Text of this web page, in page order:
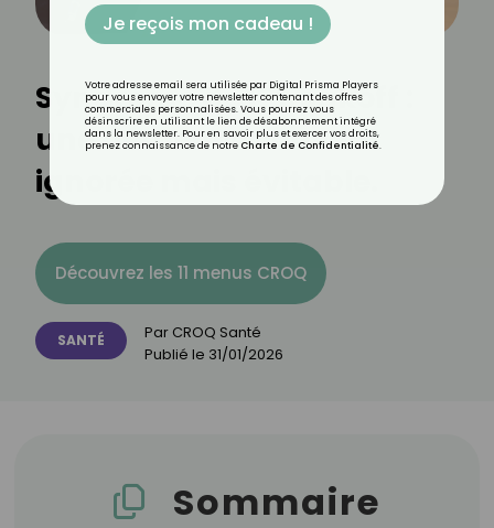
Syndrome de Korsakoff :
une démence souvent
ignorée mais évitable.
Découvrez les 11 menus CROQ
SANTÉ Par CROQ Santé
Publié le 31/01/2026
Sommaire
Je reçois mon cadeau !
Votre adresse email sera utilisée par Digital Prisma Players
pour vous envoyer votre newsletter contenant des offres
commerciales personnalisées. Vous pourrez vous
désinscrire en utilisant le lien de désabonnement intégré
dans la newsletter. Pour en savoir plus et exercer vos droits,
prenez connaissance de notre Charte de Confidentialité.